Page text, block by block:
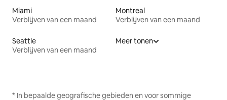
Miami
Verblijven van een maand
Montreal
Verblijven van een maand
Seattle
Verblijven van een maand
Meer tonen
* In bepaalde geografische gebieden en voor sommige